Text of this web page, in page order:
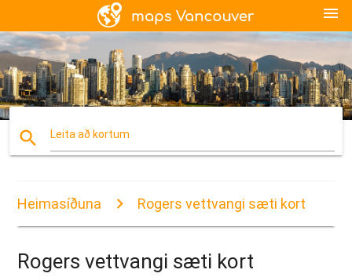
menu
search Leita að kortum
Heimasíðuna Rogers vettvangi sæti kort
Rogers vettvangi sæti kort